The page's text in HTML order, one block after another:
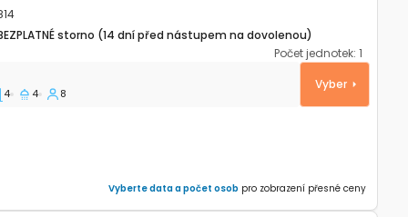
storno (14 dní před nástupem na dovolenou)
Počet jednotek: 1
Dugi otok K-27814
4 4 8
Vyber
Vyberte data a počet osob pro zobrazení přesné ceny